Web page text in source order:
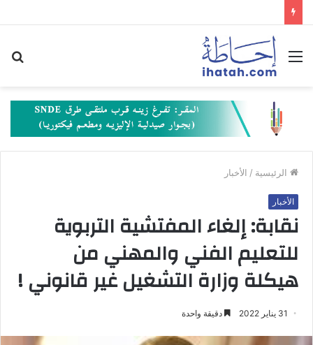
القائمة
الرئيسية / الأخبار
الأخبار
نقابة: إلغاء المفتشية التربوية
للتعليم الفني والمهني من
هيكلة وزارة التشغيل غير قانوني !
31 يناير 2022 دقيقة واحدة